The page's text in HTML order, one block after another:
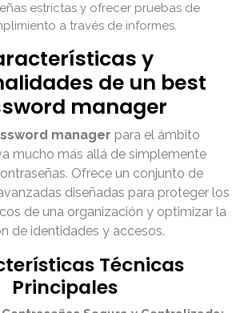
estrictas y ofrecer pruebas de
a través de informes.
y
de un best
manager
manager para el ámbito
mucho más allá de simplemente
Ofrece un conjunto de
diseñadas para proteger los
de una organización y optimizar la
de identidades y accesos.
Técnicas
Principales